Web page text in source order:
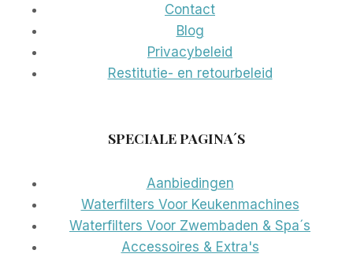
Contact
Blog
Privacybeleid
Restitutie- en retourbeleid
SPECIALE PAGINA´S
Aanbiedingen
Waterfilters Voor Keukenmachines
Waterfilters Voor Zwembaden & Spa´s
Accessoires & Extra's